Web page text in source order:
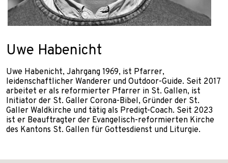
Uwe Habenicht
Uwe Habenicht, Jahrgang 1969, ist Pfarrer,
leidenschaftlicher Wanderer und Outdoor-Guide. Seit 2017
arbeitet er als reformierter Pfarrer in St. Gallen, ist
Initiator der St. Galler Corona-Bibel, Gründer der St.
Galler Waldkirche und tätig als Predigt-Coach. Seit 2023
ist er Beauftragter der Evangelisch-reformierten Kirche
des Kantons St. Gallen für Gottesdienst und Liturgie.